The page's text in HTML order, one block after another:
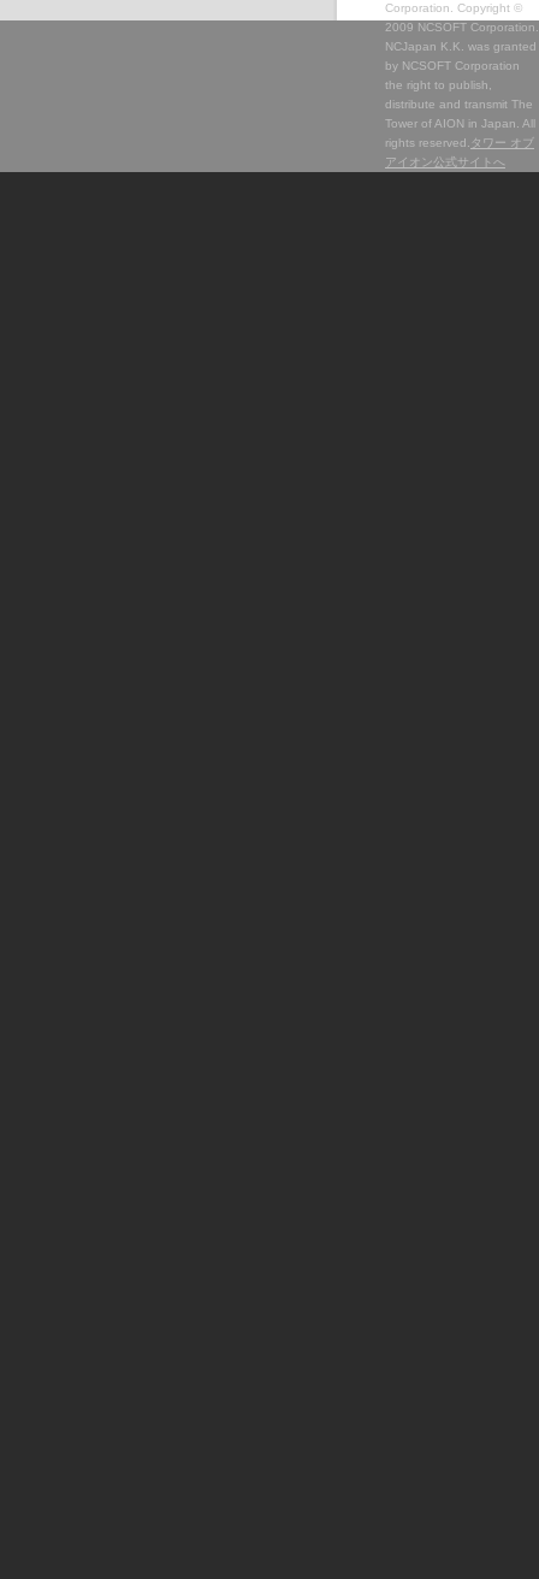
Corporation. Copyright ©
2009 NCSOFT Corporation.
NCJapan K.K. was granted
by NCSOFT Corporation
the right to publish,
distribute and transmit The
Tower of AION in Japan. All
rights reserved. タワー オブ
アイオン公式サイトへ